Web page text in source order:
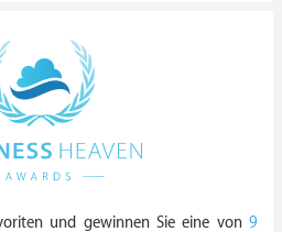
und gewinnen Sie eine von 9